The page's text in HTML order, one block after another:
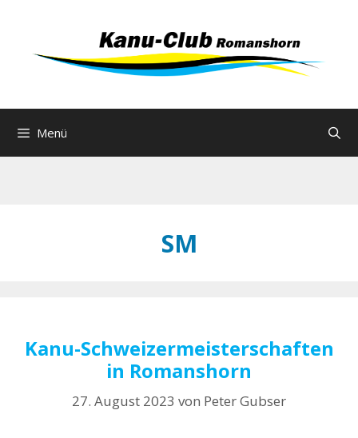
springen
Menü
SM
Kanu-Schweizermeisterschaften
in Romanshorn
27. August 2023 von Peter Gubser